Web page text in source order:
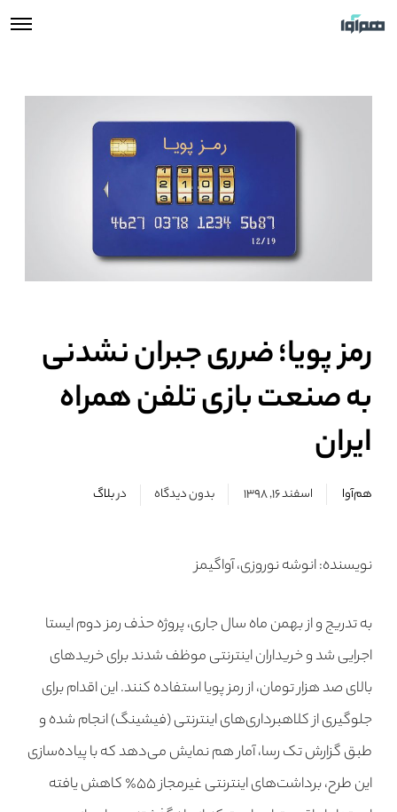
رمز پویا؛ ضرری جبران نشدنی
به صنعت بازی تلفن همراه
ایران
هم‌آوا اسفند ۱۶, ۱۳۹۸ بدون دیدگاه دربلاگ
نویسنده: انوشه نوروزی، آواگیمز
به تدریج و از بهمن ماه سال جاری، پروژه حذف رمز دوم ایستا
اجرایی شد و خریداران اینترنتی موظف شدند برای خریدهای
بالای صد هزار تومان، از رمز پویا استفاده کنند. این اقدام برای
جلوگیری از کلاهبرداری‌های اینترنتی (فیشینگ) انجام شده و
طبق گزارش تک رسا، آمار هم نمایش می‌دهد که با پیاده‌سازی
این طرح، برداشت‌های اینترنتی غیرمجاز ۵۵٪ کاهش یافته